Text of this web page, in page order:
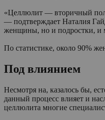
«Целлюлит — вторичный
— подтверждает Наталия
женщины, но и подростки, и
По статистике, около 90%
Под влиянием
Несмотря на, казалось бы,
данный процесс влияет и
целлюлита многие